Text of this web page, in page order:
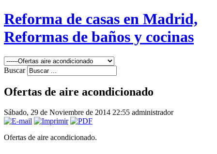
Reforma de casas en Madrid,
Reformas de baños y cocinas
Buscar
Ofertas de aire acondicionado
Sábado, 29 de Noviembre de 2014 22:55 administrador
Ofertas de aire acondicionado.